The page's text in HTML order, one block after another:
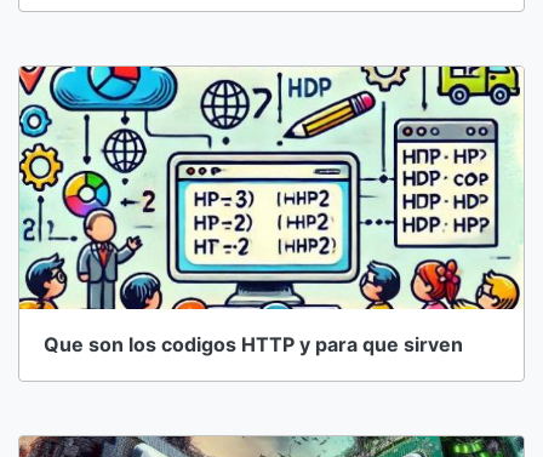
Que son los codigos HTTP y para que sirven